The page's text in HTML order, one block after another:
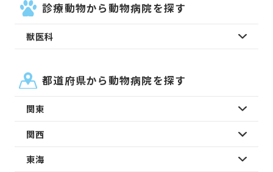
診療動物から動物病院を探す
獣医科
都道府県から動物病院を探す
関東
関西
東海